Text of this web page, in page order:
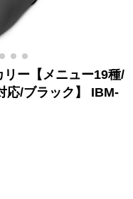
ー【メニュー19種/
応/ブラック】 IBM-